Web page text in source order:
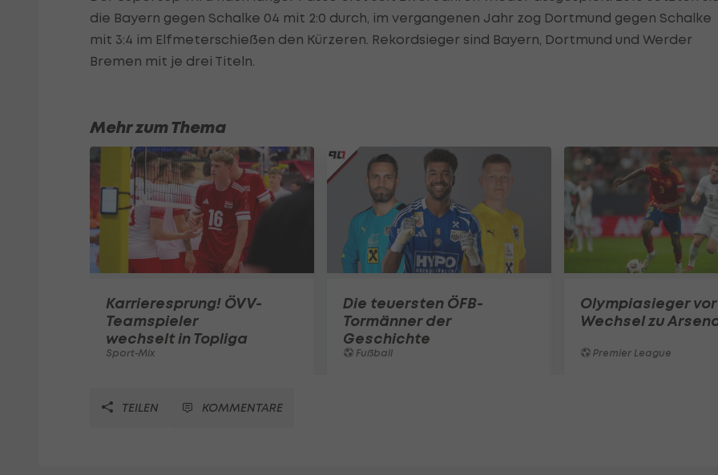
die Bayern gegen Schalke 04 mit 2:0 durch, im vergangenen Jahr zog Dortmund gegen Schalke
mit 3:4 im Elfmeterschießen den Kürzeren. Rekordsieger sind Bayern, Dortmund und Werder
Bremen mit je drei Titeln.
Mehr zum Thema
Karrieresprung! ÖVV-
Teamspieler
wechselt in Topliga
Sport-Mix
Die teuersten ÖFB-
Tormänner der
Geschichte
Fußball
Olympiasieger vor
Wechsel zu
Premier League
TEILEN KOMMENTARE